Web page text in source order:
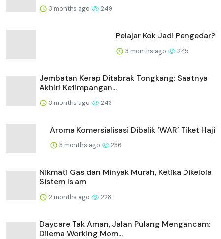
3 months ago 249
Pelajar Kok Jadi Pengedar?
3 months ago 245
Jembatan Kerap Ditabrak Tongkang: Saatnya
Akhiri Ketimpangan...
3 months ago 243
Aroma Komersialisasi Dibalik ‘WAR’ Tiket Haji
3 months ago 236
Nikmati Gas dan Minyak Murah, Ketika Dikelola
Sistem Islam
2 months ago 228
Daycare Tak Aman, Jalan Pulang Mengancam:
Dilema Working Mom...